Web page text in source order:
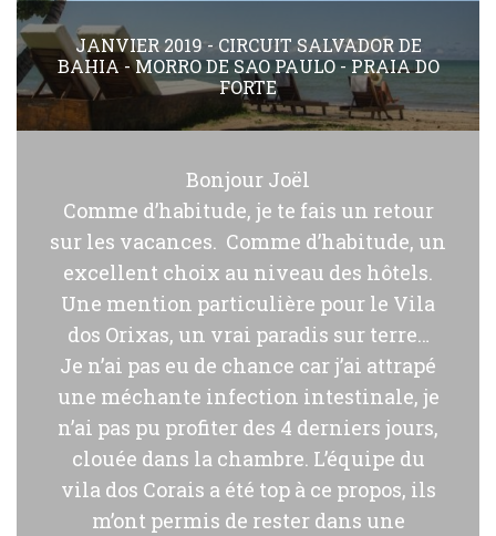
JANVIER 2019 - CIRCUIT SALVADOR DE
BAHIA - MORRO DE SAO PAULO - PRAIA DO
FORTE
Bonjour Joël
Comme d’habitude, je te fais un retour
sur les vacances. Comme d’habitude, un
excellent choix au niveau des hôtels.
Une mention particulière pour le Vila
dos Orixas, un vrai paradis sur terre…
Je n’ai pas eu de chance car j’ai attrapé
une méchante infection intestinale, je
n’ai pas pu profiter des 4 derniers jours,
clouée dans la chambre. L’équipe du
vila dos Corais a été top à ce propos, ils
m’ont permis de rester dans une